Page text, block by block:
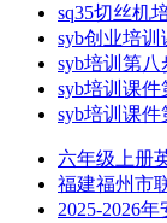
sq35切丝机
syb创业培训
syb培训第八
syb培训课件
syb培训课件
六年级上册
福建福州市
2025-2026